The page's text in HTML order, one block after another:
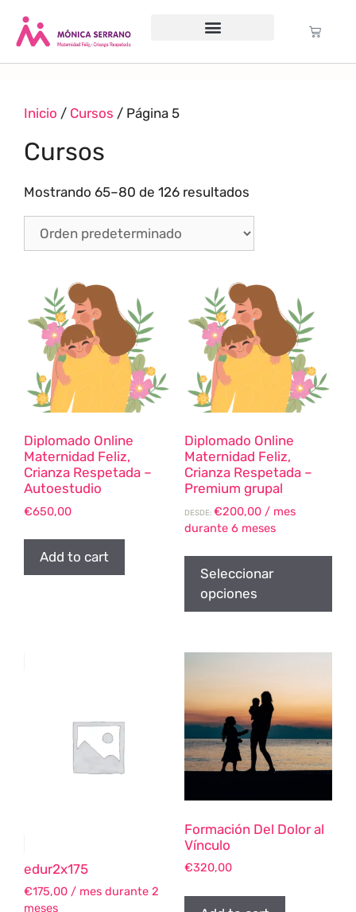
Inicio / Cursos / Página 5
Cursos
Mostrando 65–80 de 126 resultados
Diplomado Online
Maternidad Feliz,
Crianza Respetada –
Autoestudio
€650,00
Add to cart
Diplomado Online
Maternidad Feliz,
Crianza Respetada –
Premium grupal
DESDE: €200,00 / mes
durante 6 meses
Seleccionar
opciones
edur2x175
€175,00 / mes durante 2
meses
Formación Del Dolor al
Vínculo
€320,00